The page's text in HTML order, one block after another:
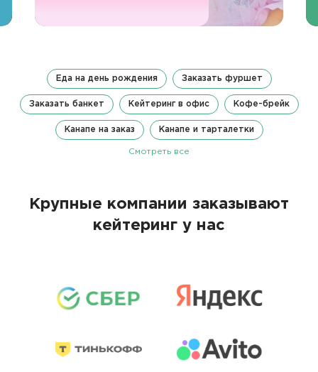
Еда на день рождения Заказать фуршет
Заказать банкет Кейтеринг в офис Кофе-брейк
Канапе на заказ Канапе и тарталетки
Смотреть все
Крупные компании заказывают
кейтеринг у нас